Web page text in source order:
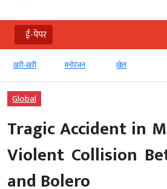
ई-पेपर
खरी-खरी मनोरंजन खेल
Global
Tragic Accident in
Violent Collision
and Bolero